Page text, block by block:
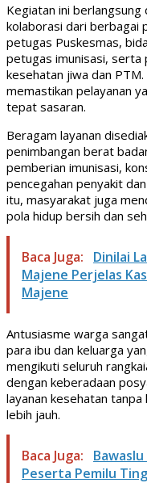
Kegiatan ini berlangsung
kolaborasi dari berbagai
petugas Puskesmas,
petugas imunisasi, serta
kesehatan jiwa dan
memastikan pelayanan
tepat sasaran.
Beragam layanan
penimbangan berat
pemberian imunisasi,
pencegahan penyakit
itu, masyarakat juga
pola hidup bersih dan
Baca Juga:
Dinilai
Majene Perjelas
Majene
Antusiasme warga
para ibu dan keluarga
mengikuti seluruh
dengan keberadaan
layanan kesehatan
lebih jauh.
Baca Juga:
Peserta Pemilu